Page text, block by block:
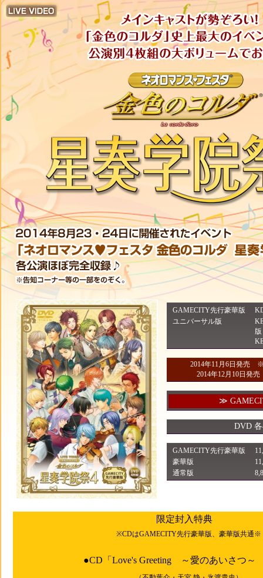
GAMECITY先行豪華版
ユニバーサル版
2014年11月6日発売
2014年12月10日発
≫
DVD
GAMECITY先行豪華版
豪華版
通常版
限定封入特典
※CDはGAMECITY先行豪華版、豪華版共通※
●CD「Love's Greeting ～愛のあいさつ～